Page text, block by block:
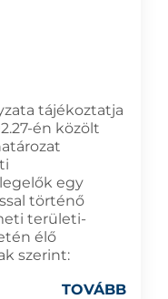
tájékoztatja
én közölt
egy
történő
területi-
élő
szerint:
TOVÁBB